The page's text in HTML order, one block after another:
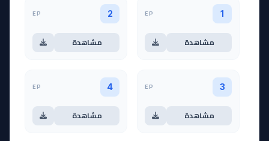
1
EP
مشاهدة
2
EP
مشاهدة
3
EP
مشاهدة
4
EP
مشاهدة